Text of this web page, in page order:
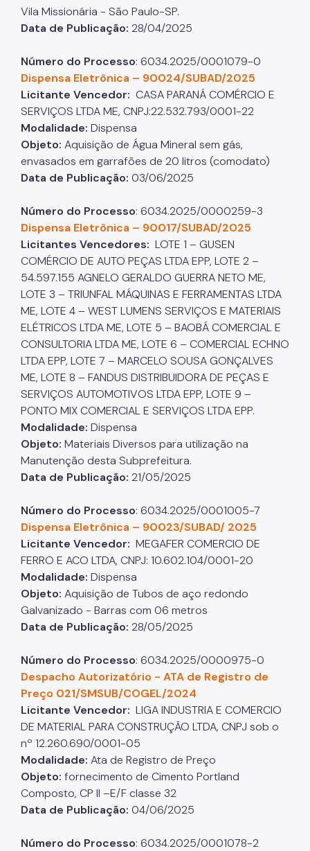
Vila Missionária - São Paulo-SP.
Data de Publicação: 28/04/2025
Número do Processo: 6034.2025/0001079-0
Dispensa Eletrônica – 90024/SUBAD/2025​​​​​​​
Licitante Vencedor: CASA PARANÁ COMÉRCIO E
SERVIÇOS LTDA ME​​​​​​​, CNPJ:22.532.793/0001-22
Modalidade: Dispensa
Objeto: Aquisição de Água Mineral sem gás,
envasados em garrafões de 20 litros (comodato)
Data de Publicação: 03/06/2025
Número do Processo: 6034.2025/0000259-3​​​​​​​
Dispensa Eletrônica – 90017/SUBAD/2025
Licitantes Vencedores: LOTE 1 – GUSEN
COMÉRCIO DE AUTO PEÇAS LTDA EPP, LOTE 2 –
54.597.155 AGNELO GERALDO GUERRA NETO ME,
LOTE 3 – TRIUNFAL MÁQUINAS E FERRAMENTAS LTDA
ME, LOTE 4 – WEST LUMENS SERVIÇOS E MATERIAIS
ELÉTRICOS LTDA ME, LOTE 5 – BAOBÁ COMERCIAL E
CONSULTORIA LTDA ME, LOTE 6 – COMERCIAL ECHNO
LTDA EPP, LOTE 7 – MARCELO SOUSA GONÇALVES
ME, LOTE 8 – FANDUS DISTRIBUIDORA DE PEÇAS E
SERVIÇOS AUTOMOTIVOS LTDA EPP, LOTE 9 –
PONTO MIX COMERCIAL E SERVIÇOS LTDA EPP.
Modalidade: Dispensa
Objeto: Materiais Diversos para utilização na
Manutenção desta Subprefeitura.​​​​​​​
Data de Publicação: 21/05/2025
Número do Processo: 6034.2025/0001005-7​​​​​​​
Dispensa Eletrônica – 90023/SUBAD/ 2025
Licitante Vencedor: MEGAFER COMERCIO DE
FERRO E ACO LTDA, CNPJ: 10.602.104/0001-20
Modalidade: Dispensa
Objeto: Aquisição de Tubos de aço redondo
Galvanizado - Barras com 06 metros​​​​​​​
Data de Publicação: 28/05/2025
Número do Processo: 6034.2025/0000975-0
Despacho Autorizatório - ATA de Registro de
Preço 021/SMSUB/COGEL/2024
Licitante Vencedor: LIGA INDUSTRIA E COMERCIO
DE MATERIAL PARA CONSTRUÇÃO LTDA​​​​​​​, CNPJ sob o
nº 12.260.690/0001-05
Modalidade: Ata de Registro de Preço
Objeto: fornecimento de Cimento Portland
Composto, CP II –E/F classe 32
Data de Publicação: 04/06/2025
Número do Processo: 6034.2025/0001078-2​​​​​​​